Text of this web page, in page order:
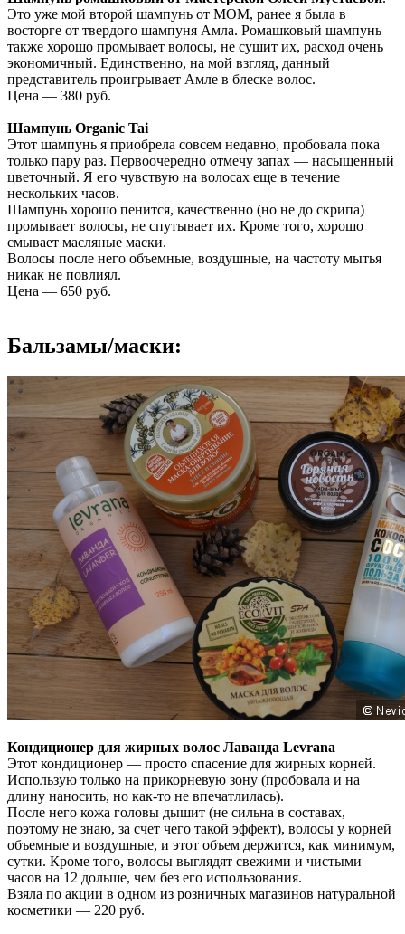
Это уже мой второй шампунь от МОМ, ранее я была в
восторге от твердого шампуня Амла. Ромашковый шампунь
также хорошо промывает волосы, не сушит их, расход очень
экономичный. Единственно, на мой взгляд, данный
представитель проигрывает Амле в блеске волос.
Цена — 380 руб.
Шампунь Organic Tai
Этот шампунь я приобрела совсем недавно, пробовала пока
только пару раз. Первоочередно отмечу запах — насыщенный
цветочный. Я его чувствую на волосах еще в течение
нескольких часов.
Шампунь хорошо пенится, качественно (но не до скрипа)
промывает волосы, не спутывает их. Кроме того, хорошо
смывает масляные маски.
Волосы после него объемные, воздушные, на частоту мытья
никак не повлиял.
Цена — 650 руб.
Бальзамы/маски:
Кондиционер для жирных волос Лаванда Levrana
Этот кондиционер — просто спасение для жирных корней.
Использую только на прикорневую зону (пробовала и на
длину наносить, но как-то не впечатлилась).
После него кожа головы дышит (не сильна в составах,
поэтому не знаю, за счет чего такой эффект), волосы у корней
объемные и воздушные, и этот объем держится, как минимум,
сутки. Кроме того, волосы выглядят свежими и чистыми
часов на 12 дольше, чем без его использования.
Взяла по акции в одном из розничных магазинов натуральной
косметики — 220 руб.